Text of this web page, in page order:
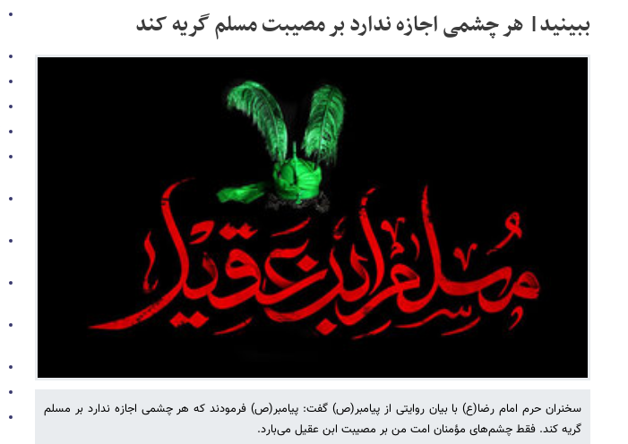
ببینید| هر چشمی اجازه ندارد بر مصیبت مسلم گریه کند
سخنران حرم امام رضا(ع) با بیان روایتی از پیامبر(ص) گفت: پیامبر(ص) فرمودند که هر چشمی اجازه ندارد بر مسلم
گریه کند. فقط چشم‌های مؤمنان امت من بر مصیبت ابن عقیل می‌بارد.